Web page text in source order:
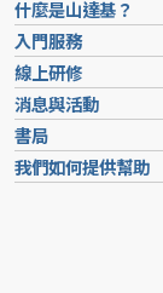
什麼是山達基？
入門服務
線上研修
消息與活動
書局
我們如何提供幫助